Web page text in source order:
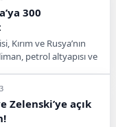
güçlü askeri
300
Kırım ve Rusya’nın
petrol altyapısı ve
Zelenski’ye açık